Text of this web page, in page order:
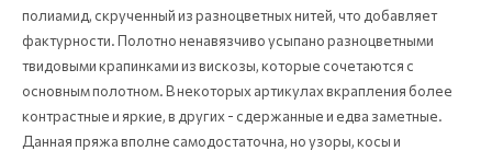
полиамид, скрученный из разноцветных нитей, что добавляет
фактурности. Полотно ненавязчиво усыпано разноцветными
твидовыми крапинками из вискозы, которые сочетаются с
основным полотном. В некоторых артикулах вкрапления более
контрастные и яркие, в других - сдержанные и едва заметные.
Данная пряжа вполне самодостаточна, но узоры, косы и